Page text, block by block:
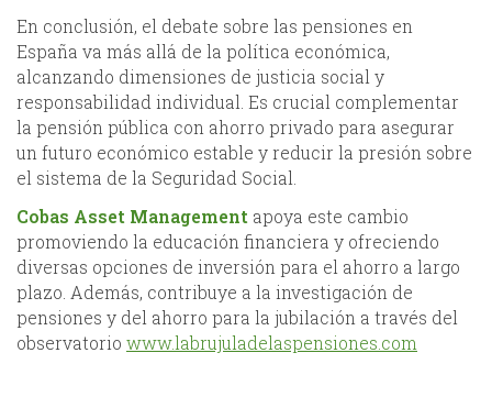
En conclusión, el debate sobre las pensiones en
España va más allá de la política económica,
alcanzando dimensiones de justicia social y
responsabilidad individual. Es crucial complementar
la pensión pública con ahorro privado para asegurar
un futuro económico estable y reducir la presión sobre
el sistema de la Seguridad Social.
Cobas Asset Management apoya este cambio
promoviendo la educación financiera y ofreciendo
diversas opciones de inversión para el ahorro a largo
plazo. Además, contribuye a la investigación de
pensiones y del ahorro para la jubilación a través del
observatorio www.labrujuladelaspensiones.com